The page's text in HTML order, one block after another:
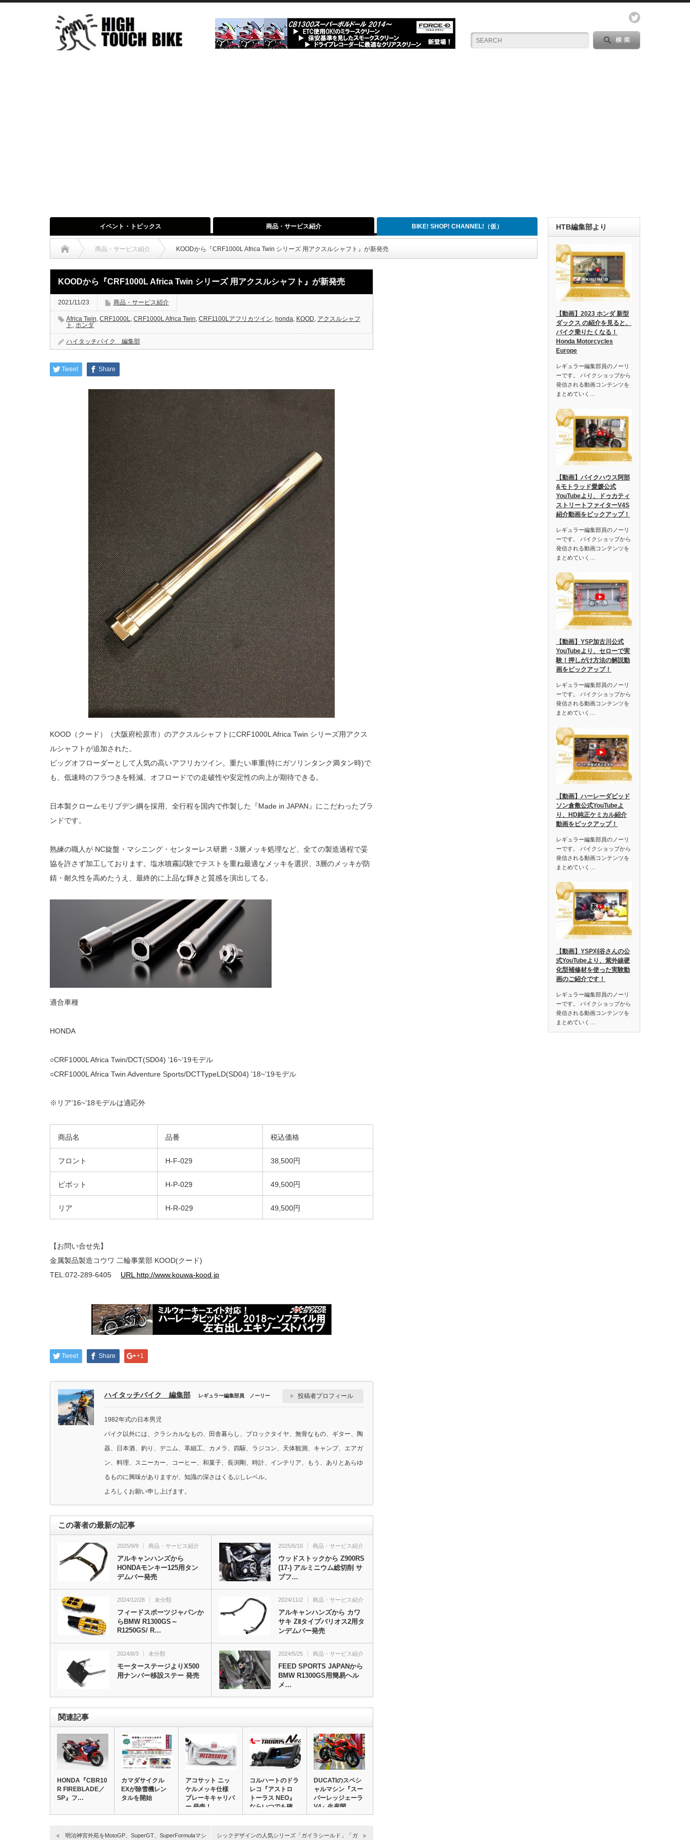
イベント・トピックス 商品・サービス紹介 BIKE! SHOP! CHANNEL!（仮）
商品・サービス紹介 KOODから『CRF1000L Africa Twin シリーズ 用アクスルシャフト』が新発売
KOODから『CRF1000L Africa Twin シリーズ 用アクスルシャフト』が新発売
2021/11/23 商品・サービス紹介
Africa Twin, CRF1000L, CRF1000L Africa Twin, CRF1100Lアフリカツイン, honda, KOOD, アクスルシャフ
ト , ホンダ
ハイタッチバイク 編集部
Tweet Share
KOOD（クード）（大阪府松原市）のアクスルシャフトにCRF1000L Africa Twin シリーズ用アクス
ルシャフトが追加された。
ビッグオフローダーとして人気の高いアフリカツイン。重たい車重(特にガソリンタンク満タン時)で
も、低速時のフラつきを軽減、オフロードでの走破性や安定性の向上が期待できる。
日本製クロームモリブデン綱を採用、全行程を国内で作製した『Made in JAPAN』にこだわったブラ
ンドです。
熟練の職人が NC旋盤・マシニング・センターレス研磨・3層メッキ処理など、全ての製造過程で妥
協を許さず加工しております。塩水噴霧試験でテストを重ね最適なメッキを選択、3層のメッキが防
錆・耐久性を高めたうえ、最終的に上品な輝きと質感を演出してる。
適合車種
HONDA
○CRF1000L Africa Twin/DCT(SD04) ’16~’19モデル
○CRF1000L Africa Twin Adventure Sports/DCTTypeLD(SD04) ’18~’19モデル
※リア’16~’18モデルは適応外
商品名 品番 税込価格
フロント H-F-029 38,500円
ピボット H-P-029 49,500円
リア H-R-029 49,500円
【お問い合せ先】
金属製品製造コウワ 二輪事業部 KOOD(クード)
TEL:072-289-6405 URL http://www.kouwa-kood.jp
Tweet Share +1
ハイタッチバイク 編集部 レギュラー編集部員 ノーリー 投稿者プロフィール
1982年式の日本男児
バイク以外には、クラシカルなもの、田舎暮らし、ブロックタイヤ、無骨なもの、ギター、陶
器、日本酒、釣り、デニム、革細工、カメラ、四駆、ラジコン、天体観測、キャンプ、エアガ
ン、料理、スニーカー、コーヒー、和菓子、長渕剛、時計、インテリア、もう、ありとあらゆ
るものに興味がありますが、知識の深さはくるぶしレベル。
よろしくお願い申し上げます。
この著者の最新の記事
2025/9/9 商品・サービス紹介
アルキャンハンズから
HONDAモンキー125用タン
デムバー発売
2025/6/10 商品・サービス紹介
ウッドストックから Z900RS
(17-) アルミニウム総切削 サ
ブフ…
2024/12/28 未分類
フィードスポーツジャパンか
らBMW R1300GS～
R1250GS/ R…
2024/11/2 商品・サービス紹介
アルキャンハンズから カワ
サキ ZⅡタイプバリオス2用タ
ンデムバー発売
2024/8/3 未分類
モーターステージよりX500
用ナンバー移設ステー 発売
2024/5/25 商品・サービス紹介
FEED SPORTS JAPANから
BMW R1300GS用簡易ヘル
メ…
関連記事
HONDA『CBR1000RR-
R FIREBLADE／
SP』フ…
カマダサイクル
EXが除雪機レン
タルを開始
アコサット ニッ
ケルメッキ仕様
ブレーキキャリパ
ー 発売！
コルハートのドラ
レコ『アストロ
トーラス NEO』
ならいつでも確…
DUCATIのスペシ
ャルマシン『スー
パーレッジェーラ
V4』生産開…
明治神宮外苑をMotoGP、SuperGT、SuperFormulaマシ シックデザインの人気シリーズ「ガイラシールド」「ガ
HTB編集部より
【動画】2023 ホンダ 新型
ダックス の紹介を見ると、
バイク乗りたくなる！
Honda Motorcycles
Europe
レギュラー編集部員のノーリ
ーです。 バイクショップから
発信される動画コンテンツを
まとめていく…
【動画】バイクハウス阿部
&モトラッド愛媛公式
YouTubeより、ドゥカティ
ストリートファイターV4S
紹介動画をピックアップ！
レギュラー編集部員のノーリ
ーです。 バイクショップから
発信される動画コンテンツを
まとめていく…
【動画】YSP加古川公式
YouTubeより、セローで実
験！押しがけ方法の解説動
画をピックアップ！
レギュラー編集部員のノーリ
ーです。 バイクショップから
発信される動画コンテンツを
まとめていく…
【動画】ハーレーダビッド
ソン倉敷公式YouTubeよ
り、HD純正ケミカル紹介
動画をピックアップ！
レギュラー編集部員のノーリ
ーです。 バイクショップから
発信される動画コンテンツを
まとめていく…
【動画】YSP刈谷さんの公
式YouTubeより、紫外線硬
化型補修材を使った実験動
画のご紹介です！
レギュラー編集部員のノーリ
ーです。 バイクショップから
発信される動画コンテンツを
まとめていく…